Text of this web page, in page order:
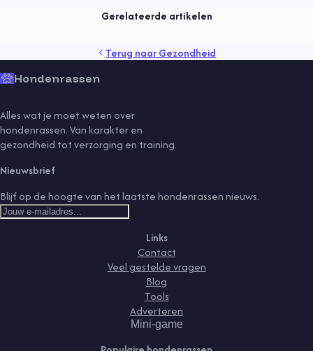
Gerelateerde artikelen
Terug naarGezondheid
Hondenrassen
Alles wat je moet weten over
hondenrassen. Van karakter en
gezondheid tot verzorging en training.
Nieuwsbrief
Blijf op de hoogte van het laatste hondenrassen nieuws.
Links
Contact
Veel gestelde vragen
Blog
Tools
Adverteren
Mini-game